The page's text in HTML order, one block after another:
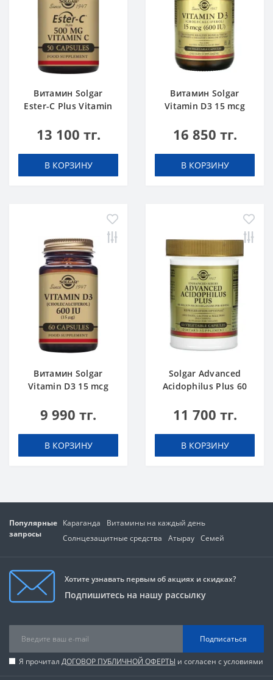
Витамин Solgar
Ester-C Plus Vitamin
13 100 тг.
В КОРЗИНУ
Витамин Solgar
Vitamin D3 15 mcg
16 850 тг.
В КОРЗИНУ
Витамин Solgar
Vitamin D3 15 mcg
9 990 тг.
В КОРЗИНУ
Solgar Advanced
Acidophilus Plus 60
11 700 тг.
В КОРЗИНУ
Популярные
запросы
Караганда
Витамины на каждый день
Солнцезащитные средства
Атырау Семей
Хотите узнавать первым об акциях и скидках?
Подпишитесь на нашу рассылку
Подписаться
Я прочитал ДОГОВОР ПУБЛИЧНОЙ ОФЕРТЫ и согласен с условиями